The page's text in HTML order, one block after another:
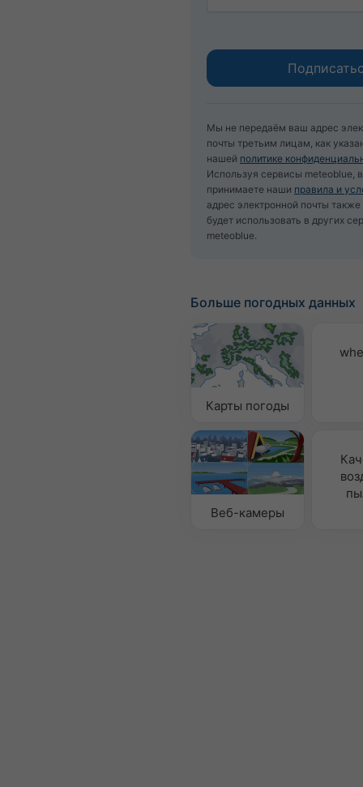
Мы не передаём ваш адрес
почты третьим лицам, как
нашей политике
Используя сервисы meteoblue,
принимаете наши правила и
адрес электронной почты
будет использовать в других
meteoblue.
Больше погодных данных
Карты погоды
Веб-камеры